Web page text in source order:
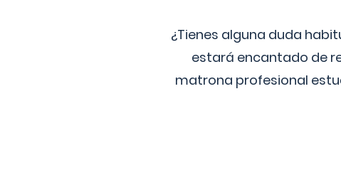
¿Tienes alguna duda
estará encantado de
matrona profesional